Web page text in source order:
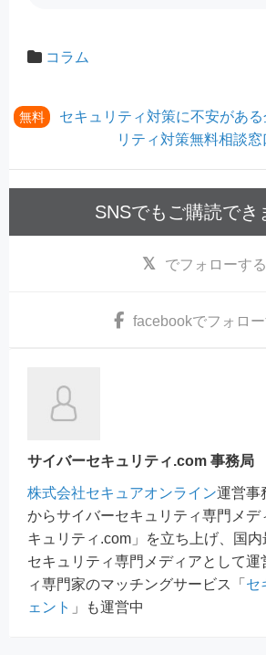
コラム
無料
セキュリティ対策に不安があ
リティ対策無料相談窓
SNSでもご購読でき
でフォローする
facebookでフォロ
サイバーセキュリティ.com 事務局
株式会社セキュアオンライン運営事
からサイバーセキュリティ専門メデ
キュリティ.com」を立ち上げ、国
セキュリティ専門メディアとして運
ィ専門家のマッチングサービス「 セ
ェント 」も運営中